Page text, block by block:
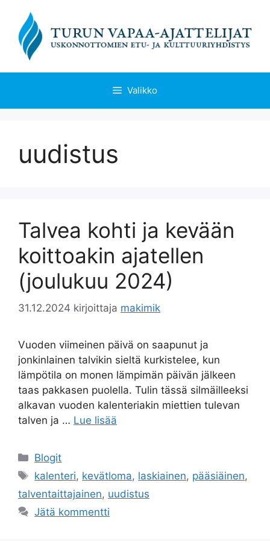
sisältöön
Valikko
uudistus
Talvea kohti ja kevään
koittoakin ajatellen
(joulukuu 2024)
31.12.2024 kirjoittaja makimik
Vuoden viimeinen päivä on saapunut ja
jonkinlainen talvikin sieltä kurkistelee, kun
lämpötila on monen lämpimän päivän jälkeen
taas pakkasen puolella. Tulin tässä silmäilleeksi
alkavan vuoden kalenteriakin miettien tulevan
talven ja … Lue lisää
Kategoriat
Blogit
Avainsanat
kalenteri, kevätloma, laskiainen, pääsiäinen,
talventaittajainen, uudistus
Jätä kommentti